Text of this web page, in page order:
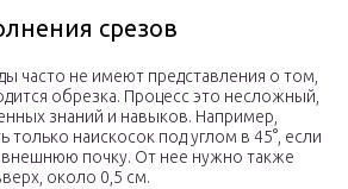
срезов
часто не имеют представления о том,
обрезка. Процесс это несложный,
знаний и навыков. Например,
только наискосок под углом в 45°, если
внешнюю почку. От нее нужно также
около 0,5 см.